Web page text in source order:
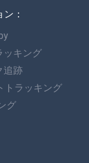
：
ッキング
追跡
トラッキング
グ